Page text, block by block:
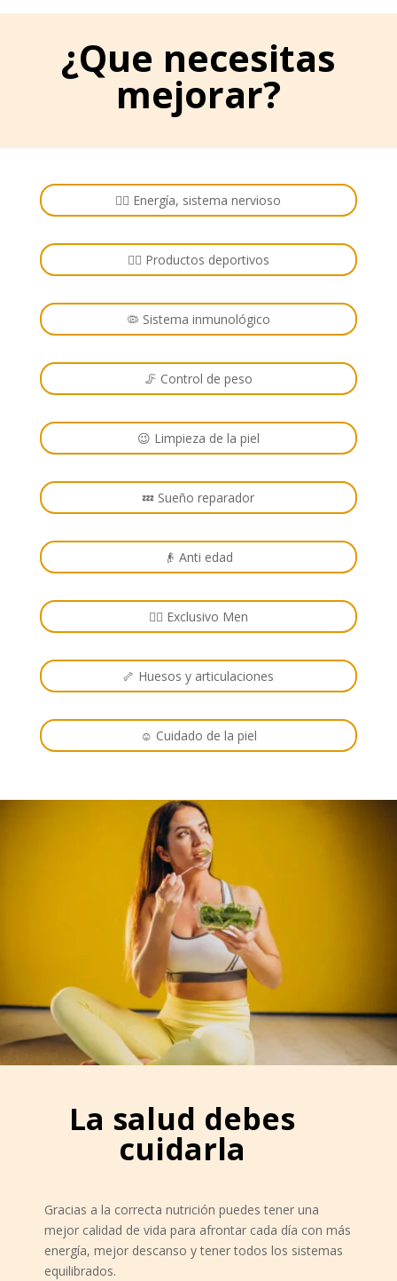
¿Que necesitas
mejorar?
🏋️‍♂️ Energía, sistema nervioso
🚴‍♂️ Productos deportivos
🦠 Sistema inmunológico
🦵 Control de peso
😉 Limpieza de la piel
💤 Sueño reparador
👴 Anti edad
🙋‍♂️ Exclusivo Men
🦴 Huesos y articulaciones
☺️ Cuidado de la piel
La salud debes
cuidarla
Gracias a la correcta nutrición puedes tener una
mejor calidad de vida para afrontar cada día con más
energía, mejor descanso y tener todos los sistemas
equilibrados.